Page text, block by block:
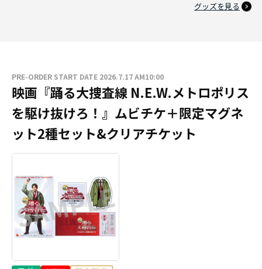
グッズを見る
PRE-ORDER START DATE 2026.7.17 AM10:00
映画『踊る大捜査線 N.E.W.メトロポリス
を駆け抜けろ！』ムビチケ＋限定マグネ
ット2種セット&クリアチケット